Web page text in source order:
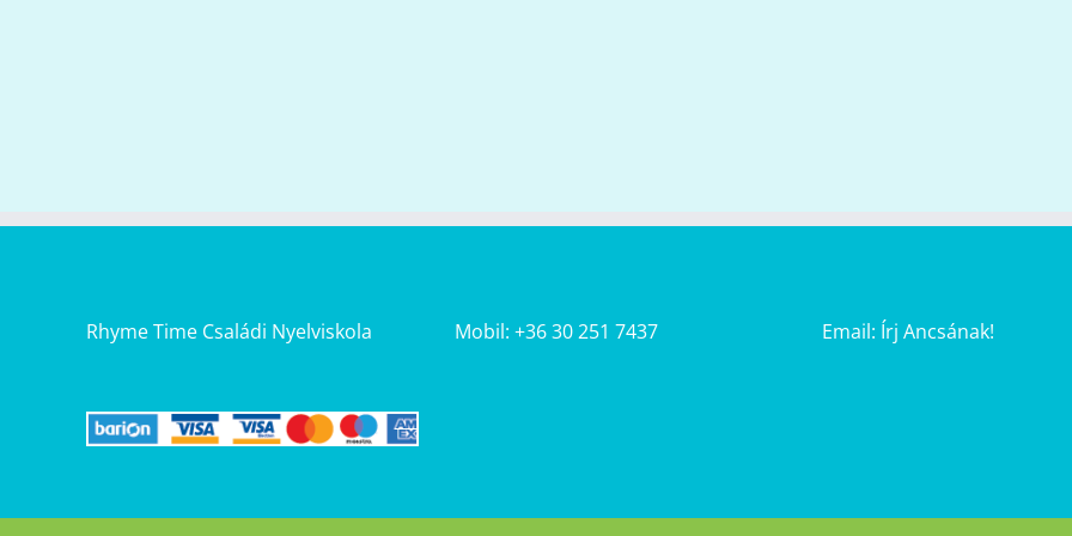
Rhyme Time Családi Nyelviskola Mobil: +36 30 251 7437 Email: Írj Ancsának!